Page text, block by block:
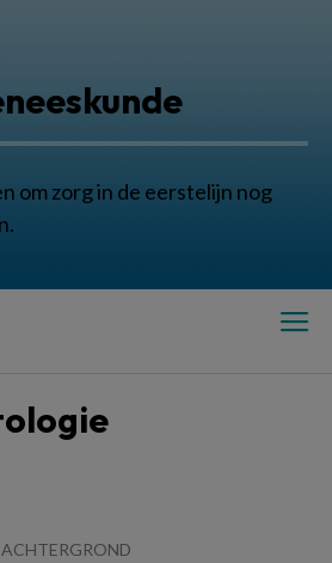
om zorg in de eerstelijn nog
ACHTERGROND